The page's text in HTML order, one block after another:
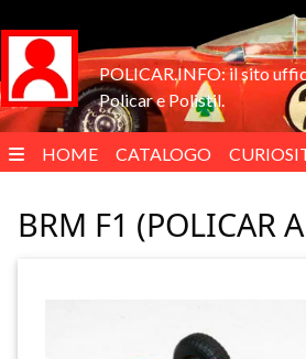
POLICAR.INFO: il sito
Policar e Polistil.
HOME CATALOGO
BRM F1 (POLICAR